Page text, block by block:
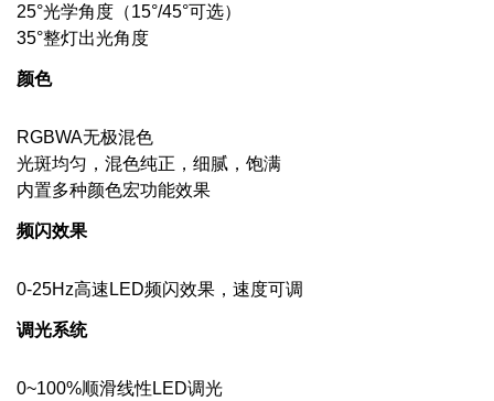
25°光学角度（15°/45°可选）
35°整灯出光角度
颜色
RGBWA无极混色
光斑均匀，混色纯正，细腻，饱满
内置多种颜色宏功能效果
频闪效果
0-25Hz高速LED频闪效果，速度可调
调光系统
0~100%顺滑线性LED调光